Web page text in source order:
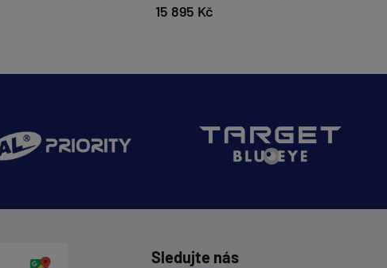
15 895 Kč
Sledujte nás